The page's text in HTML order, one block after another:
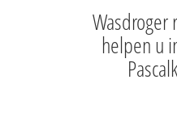
Wasdroger
helpen u